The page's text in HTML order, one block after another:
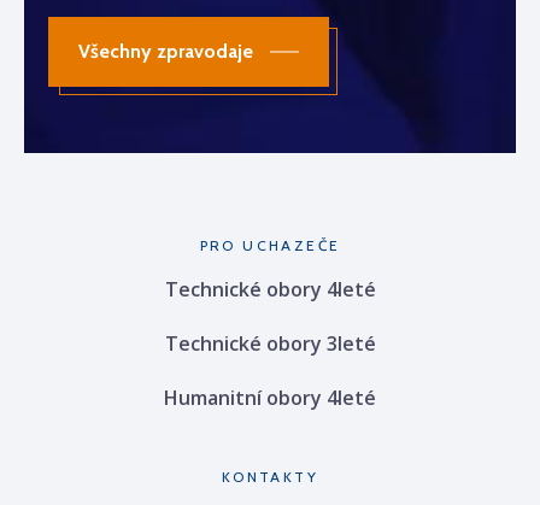
Všechny zpravodaje
PRO UCHAZEČE
Technické obory 4leté
Technické obory 3leté
Humanitní obory 4leté
KONTAKTY